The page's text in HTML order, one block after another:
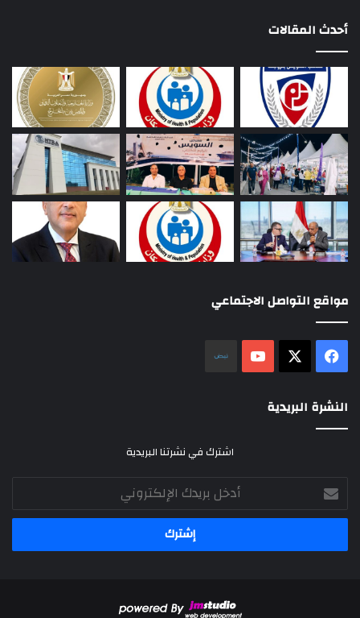
أحدث المقالات
مواقع التواصل الاجتماعي
فيسبوك ‫YouTube
النشرة البريدية
اشترك في نشرتنا البريدية
أدخل
بريدك
الإلكتروني